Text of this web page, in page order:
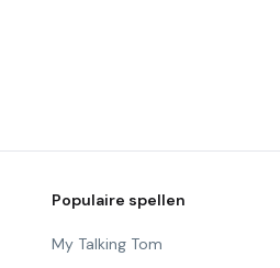
Populaire spellen
My Talking Tom